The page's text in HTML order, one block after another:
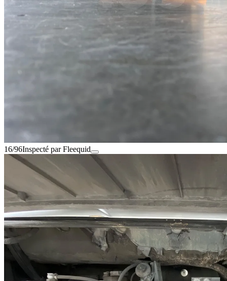
16/96Inspecté par Fleequid